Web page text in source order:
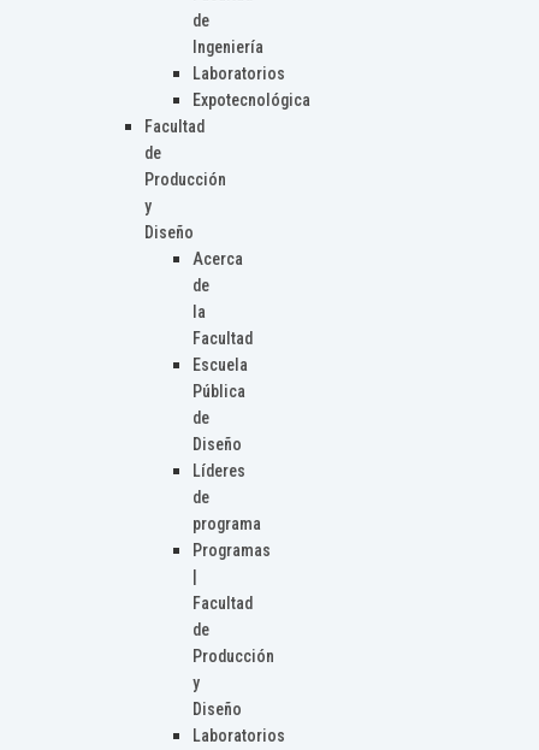
de
Ingeniería
Laboratorios
Expotecnológica
Facultad
de
Producción
y
Diseño
Acerca
de
la
Facultad
Escuela
Pública
de
Diseño
Líderes
de
programa
Programas
Facultad
de
Producción
y
Diseño
Laboratorios